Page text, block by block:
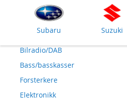
Subaru Suzuki
Bilradio/DAB
Bass/basskasser
Forsterkere
Elektronikk